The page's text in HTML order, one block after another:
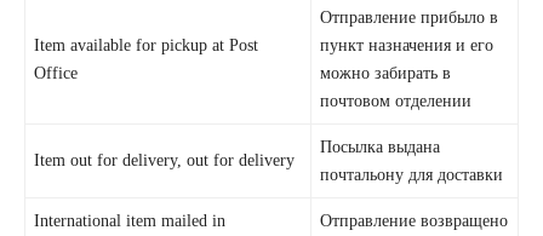
Item available for pickup at Post
Office
Отправление прибыло в
пункт назначения и его
можно забирать в
почтовом отделении
Item out for delivery, out for delivery
Посылка выдана
почтальону для доставки
International item mailed in
Отправление возвращено